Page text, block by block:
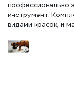
профессионально
инструмент.
видами красок, и